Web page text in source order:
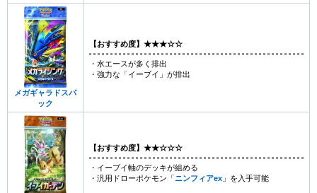
メガギャラドスパ
ック
【おすすめ度】★★★☆☆
・水エースが多く排出
・強力な「イーブイ」が排出
【おすすめ度】★★☆☆☆
・イーブイ軸のデッキが組める
・汎用ドローポケモン「ニンフィアex 」を入手可能